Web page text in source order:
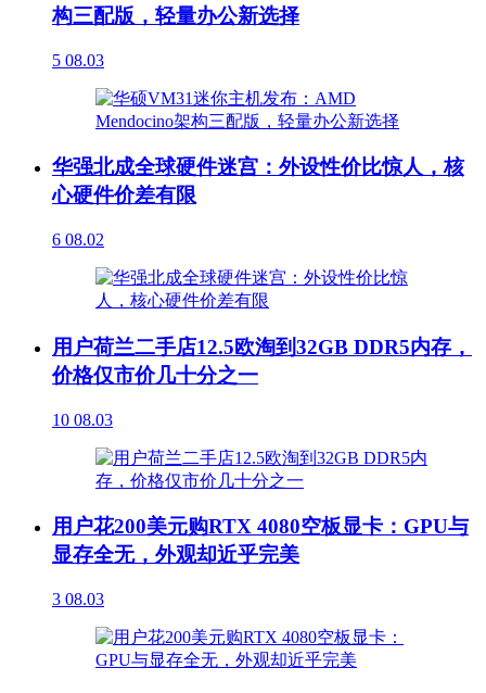
构三配版，轻量办公新选择
5 08.03
华强北成全球硬件迷宫：外设性价比惊人，核
心硬件价差有限
6 08.02
用户荷兰二手店12.5欧淘到32GB DDR5内存，
价格仅市价几十分之一
10 08.03
用户花200美元购RTX 4080空板显卡：GPU与
显存全无，外观却近乎完美
3 08.03